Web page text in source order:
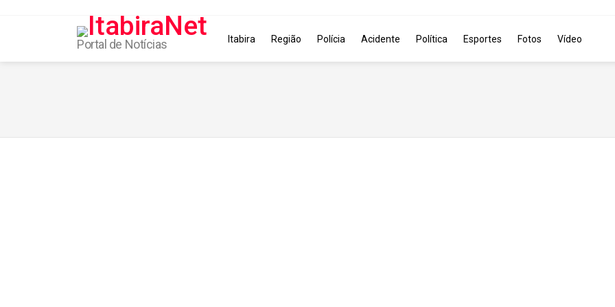
Portal de Notícias Itabira Região Polícia Acidente Política Esportes Fotos Vídeo